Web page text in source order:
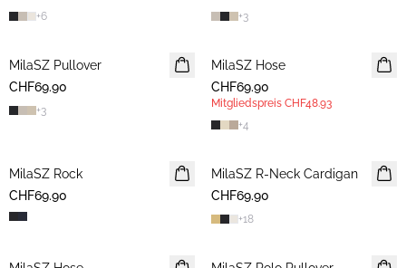
+6 +3
2 FOR 120 CHF
MilaSZ Pullover
CHF69.90
+3
MITGLIEDERANGEBOT
MilaSZ Hose
CHF69.90
Mitgliedspreis CHF48.93
+4
MilaSZ Rock
CHF69.90
2 FOR 120 CHF
MilaSZ R-Neck Cardigan
CHF69.90
+18